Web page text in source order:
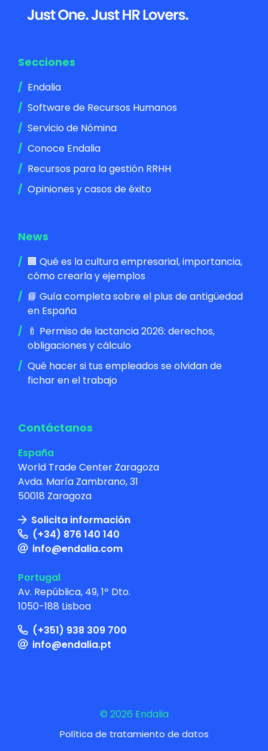
Footer
Secciones
Endalia
Software de Recursos Humanos
Servicio de Nómina
Conoce Endalia
Recursos para la gestión RRHH
Opiniones y casos de éxito
News
🏢 Qué es la cultura empresarial, importancia,
cómo crearla y ejemplos
📘 Guía completa sobre el plus de antigüedad
en España
🍼 Permiso de lactancia 2026: derechos,
obligaciones y cálculo
Qué hacer si tus empleados se olvidan de
fichar en el trabajo
Contáctanos
España
World Trade Center Zaragoza
Avda. María Zambrano, 31
50018 Zaragoza
Solicita información
(+34) 876 140 140
info@endalia.com
Portugal
Av. República, 49, 1º Dto.
1050-188 Lisboa
(+351) 938 309 700
info@endalia.pt
© 2026 Endalia
Política de tratamiento de datos